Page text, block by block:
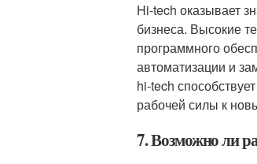
Hi-tech оказывает
бизнеса. Высокие
программного
автоматизации и
hi-tech
рабочей силы к
7. Возможно ли